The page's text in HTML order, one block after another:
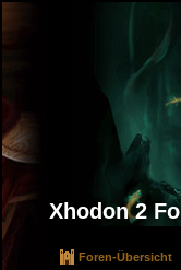
Xhodon 2
Foren-Übersicht